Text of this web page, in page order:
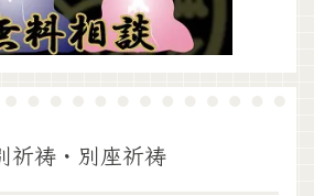
祈祷・別座祈祷